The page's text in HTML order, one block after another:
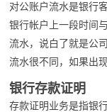
对公账户流水是银行
银行帐户上一段时间
流水，说白了就是公
流水很不同，如果出
银行存款证明
存款证明业务是指银